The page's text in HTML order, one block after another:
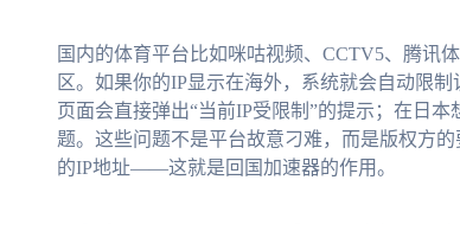
国内的体育平台比如咪咕视频、CCTV5、腾讯
区。如果你的IP显示在海外，系统就会自动限
页面会直接弹出“当前IP受限制”的提示；在日
题。这些问题不是平台故意刁难，而是版权方
的IP地址——这就是回国加速器的作用。